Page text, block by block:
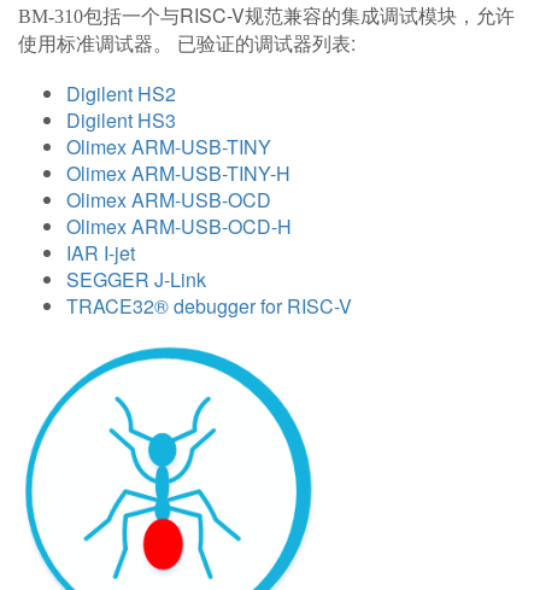
BM-310包括一个与RISC-V规范兼容的集成调试模块，允许
使用标准调试器。 已验证的调试器列表:
Digilent HS2
Digilent HS3
Olimex ARM-USB-TINY
Olimex ARM-USB-TINY-H
Olimex ARM-USB-OCD
Olimex ARM-USB-OCD-H
IAR I-jet
SEGGER J-Link
TRACE32® debugger for RISC-V